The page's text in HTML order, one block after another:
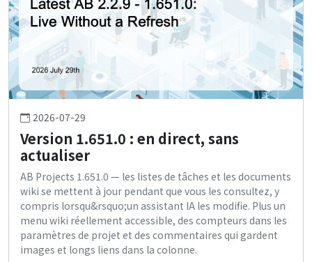
2026-07-29
Version 1.651.0 : en direct, sans
actualiser
AB Projects 1.651.0 — les listes de tâches et les documents
wiki se mettent à jour pendant que vous les consultez, y
compris lorsqu&rsquo;un assistant IA les modifie. Plus un
menu wiki réellement accessible, des compteurs dans les
paramètres de projet et des commentaires qui gardent
images et longs liens dans la colonne.